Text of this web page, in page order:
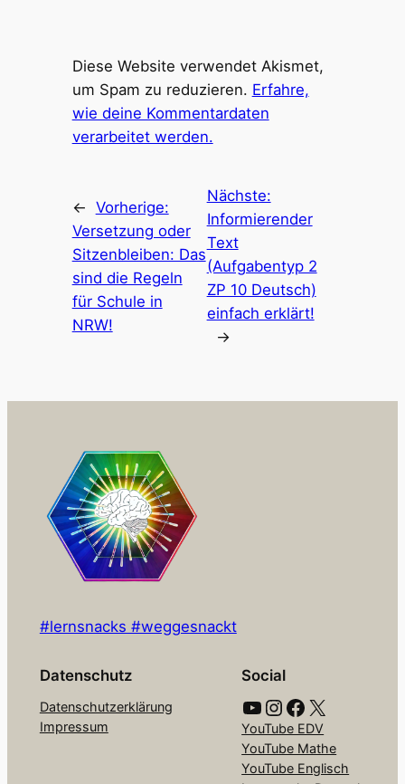
Diese Website verwendet Akismet,
um Spam zu reduzieren. Erfahre,
wie deine Kommentardaten
verarbeitet werden.
← Vorherige:
Versetzung oder
Sitzenbleiben: Das
sind die Regeln
für Schule in
NRW!
Nächste:
Informierender
Text
(Aufgabentyp 2
ZP 10 Deutsch)
einfach erklärt!
→
#lernsnacks #weggesnackt
Datenschutz
Datenschutzerklärung
Impressum
Social
YouTube Instagram Facebook X
YouTube EDV
YouTube Mathe
YouTube Englisch